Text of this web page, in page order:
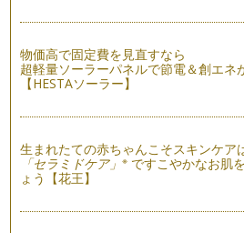
焼きたてパン VS 残ったパン ～最後
く～
買ってきたパン、自分で作ったパン
日のうち？ 翌日の朝食？ 私は…
時々、パン教室の生徒さんに聞かれ
なら、絶対にこれはいる！っていう
0歳から食べられるふかふかベーグル
子どもにはじめて食べさせてあげる
物価高で固定費を見直すなら
超軽量ソーラーパネルで節電＆創エネ
【HESTAソーラー】
生まれたての赤ちゃんこそスキンケア
「セラミドケア」※ ですこやかなお肌
ょう【花王】